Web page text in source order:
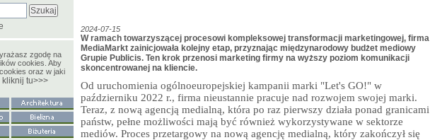
2024-07-15
W ramach towarzyszącej procesowi kompleksowej transformacji marketingowej, firma
MediaMarkt zainicjowała kolejny etap, przyznając międzynarodowy budżet mediowy
Grupie Publicis. Ten krok przenosi marketing firmy na wyższy poziom komunikacji
skoncentrowanej na kliencie.
Od uruchomienia ogólnoeuropejskiej kampanii marki "Let's GO!" w
październiku 2022 r., firma nieustannie pracuje nad rozwojem swojej marki.
Teraz, z nową agencją medialną, która po raz pierwszy działa ponad granicami
państw, pełne możliwości mają być również wykorzystywane w sektorze
mediów. Proces przetargowy na nową agencję medialną, który zakończył się
zgodę na
cookies. Aby
oraz w jaki
kliknij tu>>>